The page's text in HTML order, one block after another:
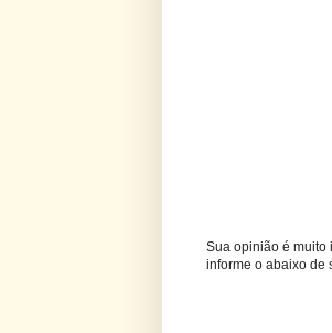
Sua opinião é muito
informe o abaixo de